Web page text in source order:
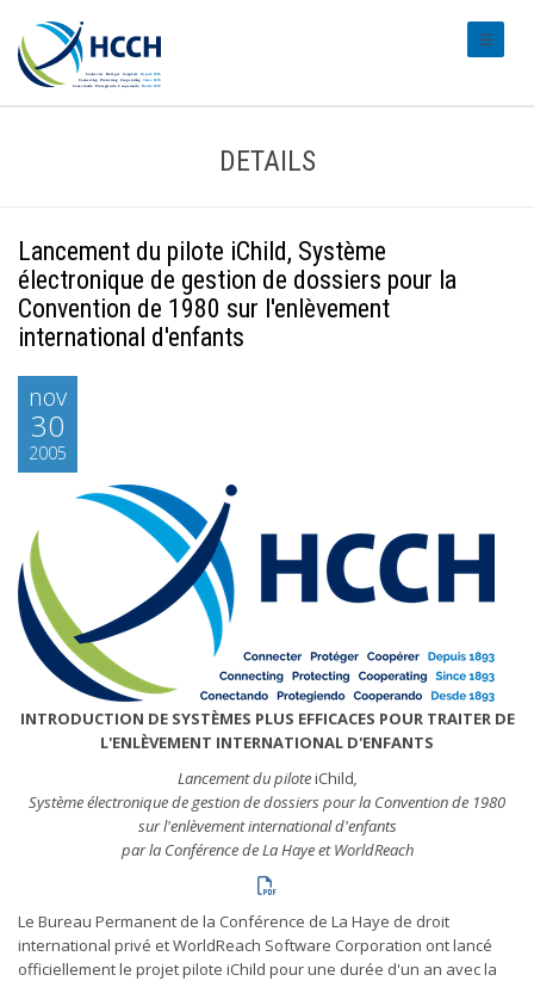
DETAILS
Lancement du pilote iChild, Système
électronique de gestion de dossiers pour la
Convention de 1980 sur l'enlèvement
international d'enfants
nov
30
2005
INTRODUCTION DE SYSTÈMES PLUS EFFICACES POUR TRAITER DE
L'ENLÈVEMENT INTERNATIONAL D'ENFANTS
Lancement du piloteiChild,
Système électronique de gestion de dossiers pour la Convention de 1980
sur l'enlèvement international d'enfants
par la Conférence de La Haye et WorldReach
Le Bureau Permanent de la Conférence de La Haye de droit
international privé et WorldReach Software Corporation ont lancé
officiellement le projet pilote iChild pour une durée d'un an avec la